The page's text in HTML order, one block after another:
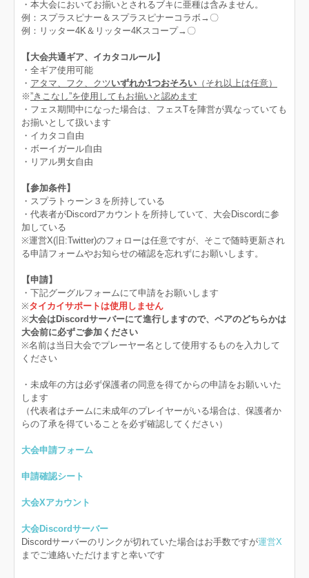
・本大会においてお揃いとされるブキに亜種は含みません。
例：スプラスピナー＆スプラスピナーコラボ→〇
例：リッター4K＆リッター4Kスコープ→〇
【大会共通ギア、イカタコルール】
・全ギア使用可能
・ アタマ、フク、クツいずれか1つおそろい （それ以上は任意）
※”きこなし”を使用してもお揃いと認めます
・フェス期間中になった場合は、フェスTを陣営が異なっていても
お揃いとして扱います
・イカタコ自由
・ボーイガール自由
・リアル男女自由
【参加条件】
・スプラトゥーン３を所持している
・代表者がDiscordアカウントを所持していて、大会Discordに参
加している
※運営X(旧:Twitter)のフォローは任意ですが、そこで随時更新され
る申請フォームやお知らせの確認を忘れずにお願いします。
【申請】
・下記グーグルフォームにて申請をお願いします
※タイカイサポートは使用しません
※大会はDiscordサーバーにて進行しますので、ペアのどちらかは
大会前に必ずご参加ください
※名前は当日大会でプレーヤー名として使用するものを入力して
ください
・未成年の方は必ず保護者の同意を得てからの申請をお願いいた
します
（代表者はチームに未成年のプレイヤーがいる場合は、保護者か
らの了承を得ていることを必ず確認してください）
大会申請フォーム
申請確認シート
大会Xアカウント
大会Discordサーバー
Discordサーバーのリンクが切れていた場合はお手数ですが運営X
までご連絡いただけますと幸いです